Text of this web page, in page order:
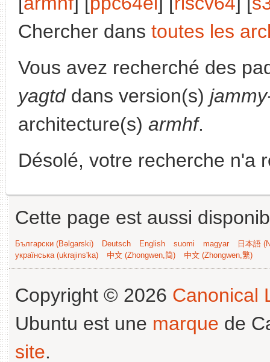
Chercher dans toutes les
Vous avez recherché des
yagtddans version(s)
architecture(s) armhf.
Désolé, votre recherche n'a
Cette page est aussi
Български (Bəlgarski) Deutsch English suomi magyar
日本語
українська (ukrajins'ka)
中文 (Zhongwen,简) 中文 (Zhongwen,繁)
Copyright © 2026 Canonical
Ubuntu est une marque de
site.